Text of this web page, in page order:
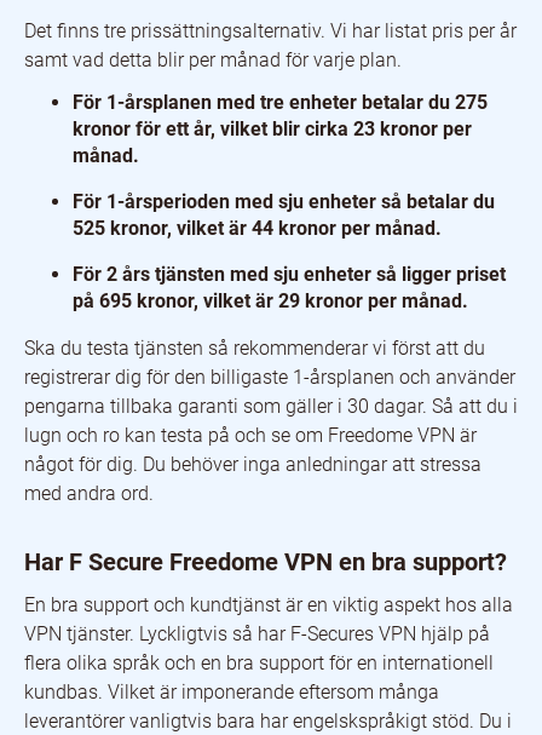
Det finns tre prissättningsalternativ. Vi har listat pris per år
samt vad detta blir per månad för varje plan.
För 1-årsplanen med tre enheter betalar du 275
kronor för ett år, vilket blir cirka 23 kronor per
månad.
För 1-årsperioden med sju enheter så betalar du
525 kronor, vilket är 44 kronor per månad.
För 2 års tjänsten med sju enheter så ligger priset
på 695 kronor, vilket är 29 kronor per månad.
Ska du testa tjänsten så rekommenderar vi först att du
registrerar dig för den billigaste 1-årsplanen och använder
pengarna tillbaka garanti som gäller i 30 dagar. Så att du i
lugn och ro kan testa på och se om Freedome VPN är
något för dig. Du behöver inga anledningar att stressa
med andra ord.
Har F Secure Freedome VPN en bra support?
En bra support och kundtjänst är en viktig aspekt hos alla
VPN tjänster. Lyckligtvis så har F-Secures VPN hjälp på
flera olika språk och en bra support för en internationell
kundbas. Vilket är imponerande eftersom många
leverantörer vanligtvis bara har engelskspråkigt stöd. Du i